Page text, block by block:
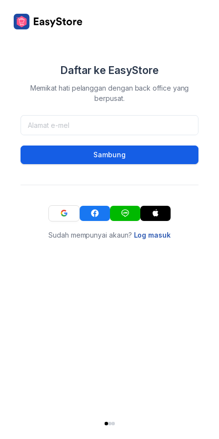
Daftar ke EasyStore
Memikat hati pelanggan dengan back office yang
berpusat.
Sambung
Sudah mempunyai akaun? Log masuk